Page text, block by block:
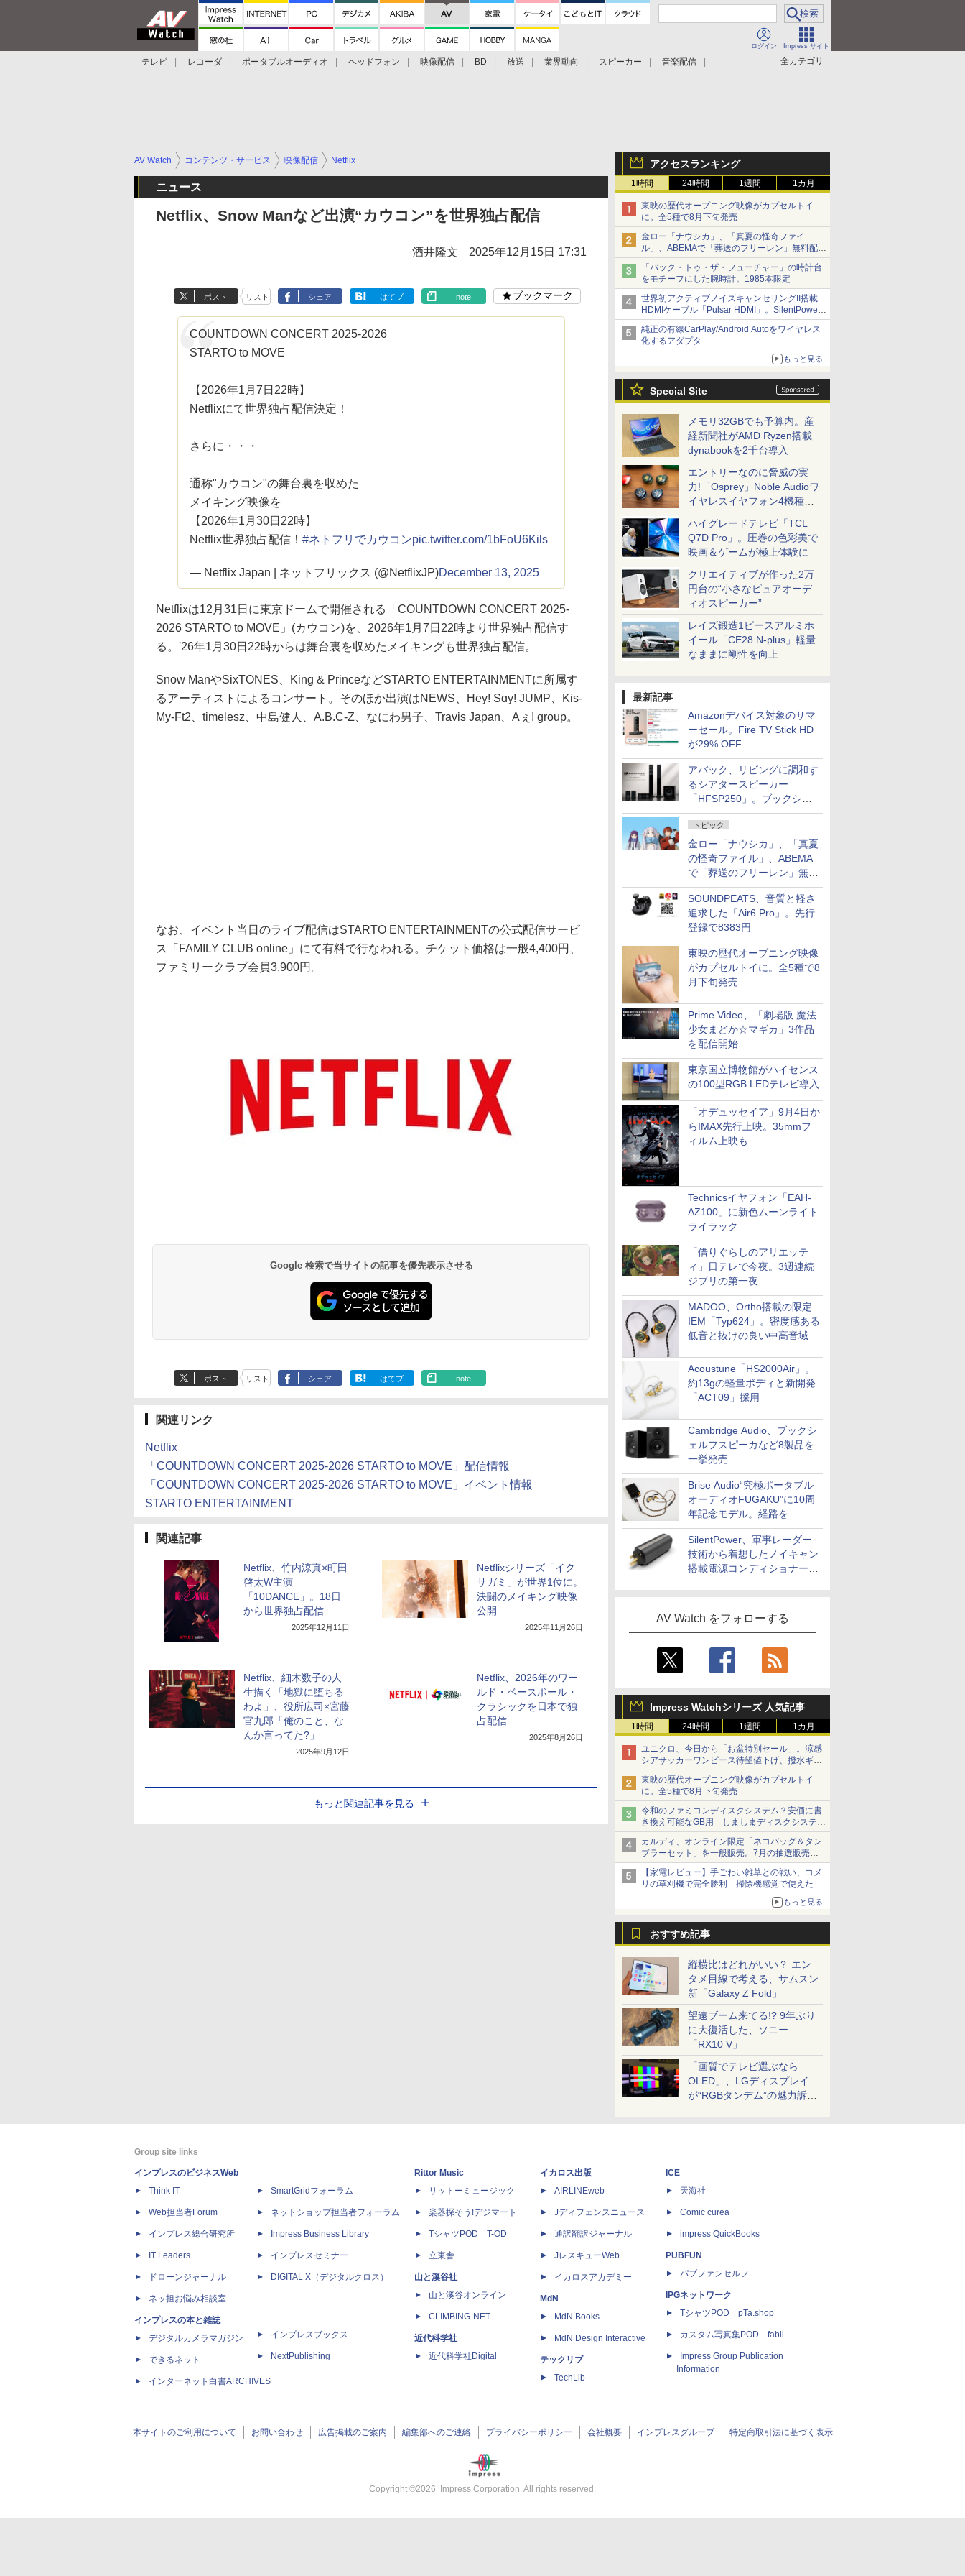
ログイン Impress サイト
全カテゴリ
テレビ レコーダ ポータブルオーディオ ヘッドフォン 映像配信 BD 放送 業界動向 スピーカー
音楽配信
アクセスランキング
1時間 24時間 1週間 1カ月
東映の歴代オープニング映像がカプセルトイ
に。全5種で8月下旬発売
金ロー「ナウシカ」、「真夏の怪奇ファイ
ル」、ABEMAで「葬送のフリーレン」無料配信
など。夏の特番・配信情報
「バック・トゥ・ザ・フューチャー」の時計台
をモチーフにした腕時計。1985本限定
世界初アクティブノイズキャンセリングII搭載
HDMIケーブル「Pulsar HDMI」。SilentPower
から
純正の有線CarPlay/Android Autoをワイヤレス
化するアダプタ
もっと見る
Special Site
メモリ32GBでも予算内。産
経新聞社がAMD Ryzen搭載
dynabookを2千台導入
エントリーなのに脅威の実
力!「Osprey」Noble Audioワ
イヤレスイヤフォン4機種を
一気に聴く
ハイグレードテレビ「TCL
Q7D Pro」。圧巻の色彩美で
映画＆ゲームが極上体験に
クリエイティブが作った2万
円台の“小さなピュアオーデ
ィオスピーカー”
レイズ鍛造1ピースアルミホ
イール「CE28 N-plus」軽量
なままに剛性を向上
最新記事
Amazonデバイス対象のサマ
ーセール。Fire TV Stick HD
が29% OFF
アバック、リビングに調和す
るシアタースピーカー
「HFSP250」。ブックシェ
ルフはペア3万円以下
トピック
金ロー「ナウシカ」、「真夏
の怪奇ファイル」、ABEMA
で「葬送のフリーレン」無料
配信など。夏の特番・配信情
報
SOUNDPEATS、音質と軽さ
追求した「Air6 Pro」。先行
登録で8383円
東映の歴代オープニング映像
がカプセルトイに。全5種で8
月下旬発売
Prime Video、「劇場版 魔法
少女まどか☆マギカ」3作品
を配信開始
東京国立博物館がハイセンス
の100型RGB LEDテレビ導入
「オデュッセイア」9月4日か
らIMAX先行上映。35mmフ
ィルム上映も
Technicsイヤフォン「EAH-
AZ100」に新色ムーンライト
ライラック
「借りぐらしのアリエッテ
ィ」日テレで今夜。3週連続
ジブリの第一夜
MADOO、Ortho搭載の限定
IEM「Typ624」。密度感ある
低音と抜けの良い中高音域
Acoustune「HS2000Air」。
約13gの軽量ボディと新開発
「ACT09」採用
Cambridge Audio、ブックシ
ェルフスピーカなど8製品を
一挙発売
Brise Audio“究極ポータブル
オーディオFUGAKU”に10周
年記念モデル。経路を
NISHIKIで統一。400万円
SilentPower、軍事レーダー
技術から着想したノイキャン
搭載電源コンディショナー
AV Watch をフォローする
Impress Watchシリーズ 人気記事
1時間 24時間 1週間 1カ月
ユニクロ、今日から「お盆特別セール」。涼感
シアサッカーワンピース待望値下げ、撥水ギア
ショーツは1990円に
東映の歴代オープニング映像がカプセルトイ
に。全5種で8月下旬発売
令和のファミコンディスクシステム？安価に書
き換え可能なGB用「しましまディスクシステ
ム」
カルディ、オンライン限定「ネコバッグ＆タン
ブラーセット」を一般販売。7月の抽選販売の
当選無効分
【家電レビュー】手ごわい雑草との戦い、コメ
リの草刈機で完全勝利 掃除機感覚で使えた
もっと見る
おすすめ記事
縦横比はどれがいい？ エン
タメ目線で考える、サムスン
新「Galaxy Z Fold」
望遠ブーム来てる!? 9年ぶり
に大復活した、ソニー
「RX10 V」
「画質でテレビ選ぶなら
OLED」、LGディスプレイ
が“RGBタンデム”の魅力訴
AV Watch コンテンツ・サービス 映像配信 Netflix
ニュース
Netflix、Snow Manなど出演“カウコン”を世界独占配信
酒井隆文 2025年12月15日 17:31
ポスト リスト シェア はてブ note ブックマーク
COUNTDOWN CONCERT 2025-2026
STARTO to MOVE
【2026年1月7日22時】
Netflixにて世界独占配信決定！
さらに・・・
通称"カウコン"の舞台裏を収めた
メイキング映像を
【2026年1月30日22時】
Netflix世界独占配信！ #ネトフリでカウコンpic.twitter.com/1bFoU6Kils
— Netflix Japan | ネットフリックス (@NetflixJP)December 13, 2025
Netflixは12月31日に東京ドームで開催される「COUNTDOWN CONCERT 2025-
2026 STARTO to MOVE」(カウコン)を、2026年1月7日22時より世界独占配信す
る。'26年1月30日22時からは舞台裏を収めたメイキングも世界独占配信。
Snow ManやSixTONES、King & PrinceなどSTARTO ENTERTAINMENTに所属す
るアーティストによるコンサート。そのほか出演はNEWS、Hey! Sɑy! JUMP、Kis-
My-Ft2、timelesz、中島健人、A.B.C-Z、なにわ男子、Travis Japan、Aぇ! group。
なお、イベント当日のライブ配信はSTARTO ENTERTAINMENTの公式配信サービ
ス「FAMILY CLUB online」にて有料で行なわれる。チケット価格は一般4,400円、
ファミリークラブ会員3,900円。
Google 検索で当サイトの記事を優先表示させる
ポスト リスト シェア はてブ note
関連リンク
Netflix
「COUNTDOWN CONCERT 2025-2026 STARTO to MOVE」配信情報
「COUNTDOWN CONCERT 2025-2026 STARTO to MOVE」イベント情報
STARTO ENTERTAINMENT
関連記事
Netflix、竹内涼真×町田
啓太W主演
「10DANCE」。18日
から世界独占配信
2025年12月11日
Netflixシリーズ「イク
サガミ」が世界1位に。
決闘のメイキング映像
公開
2025年11月26日
Netflix、細木数子の人
生描く「地獄に堕ちる
わよ」、役所広司×宮藤
官九郎「俺のこと、な
んか言ってた?」
2025年9月12日
Netflix、2026年のワー
ルド・ベースボール・
クラシックを日本で独
占配信
2025年8月26日
もっと関連記事を見る
Group site links
インプレスのビジネスWeb
Think IT
Web担当者Forum
インプレス総合研究所
IT Leaders
ドローンジャーナル
ネッ担お悩み相談室
インプレスの本と雑誌
デジタルカメラマガジン
できるネット
インターネット白書ARCHIVES
SmartGridフォーラム
ネットショップ担当者フォーラム
Impress Business Library
インプレスセミナー
DIGITAL X（デジタルクロス）
インプレスブックス
NextPublishing
Rittor Music
リットーミュージック
楽器探そう!デジマート
TシャツPOD T-OD
立東舎
山と溪谷社
山と溪谷オンライン
CLIMBING-NET
近代科学社
近代科学社Digital
イカロス出版
AIRLINEweb
Jディフェンスニュース
通訳翻訳ジャーナル
JレスキューWeb
イカロスアカデミー
MdN
MdN Books
MdN Design Interactive
テックリブ
TechLib
ICE
天海社
Comic curea
impress QuickBooks
PUBFUN
パブファンセルフ
IPGネットワーク
TシャツPOD pTa.shop
カスタム写真集POD fabli
Impress Group Publication
Information
本サイトのご利用について お問い合わせ 広告掲載のご案内 編集部へのご連絡 プライバシーポリシー 会社概要 インプレスグループ 特定商取引法に基づく表示
Copyright ©2026 Impress Corporation. All rights reserved.